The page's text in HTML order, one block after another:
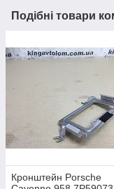
Подібні товари
Кронштейн Porsche